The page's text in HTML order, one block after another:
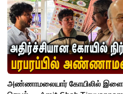
அண்ணாமலையார் கோயிலில்